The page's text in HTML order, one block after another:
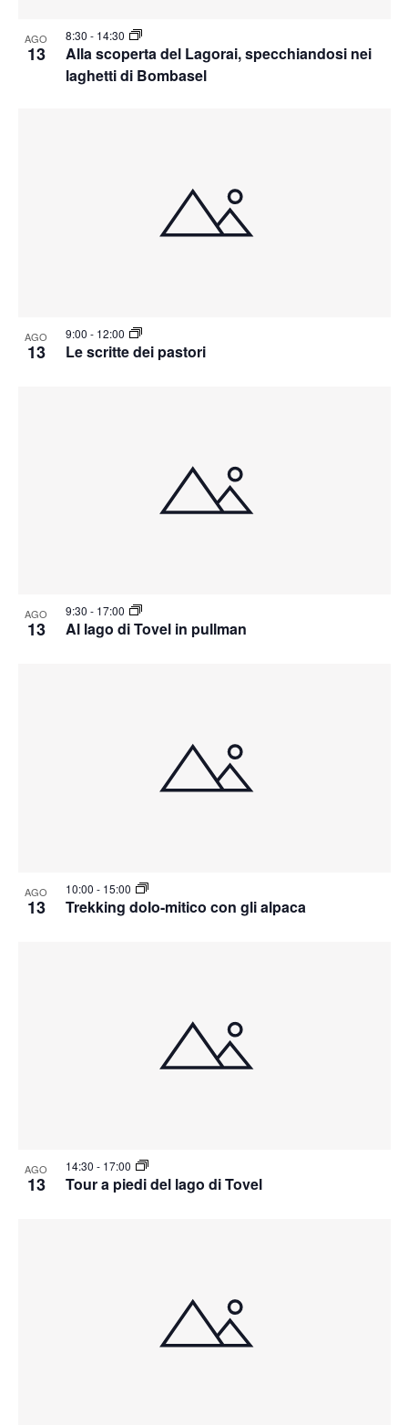
AGO
13
Alla scoperta del Lagorai, specchiandosi nei
laghetti di Bombasel
8:30 - 14:30
AGO
13 Le scritte dei pastori
9:00 - 12:00
AGO
13 Al lago di Tovel in pullman
9:30 - 17:00
AGO
13 Trekking dolo-mitico con gli alpaca
10:00 - 15:00
AGO
13 Tour a piedi del lago di Tovel
14:30 - 17:00